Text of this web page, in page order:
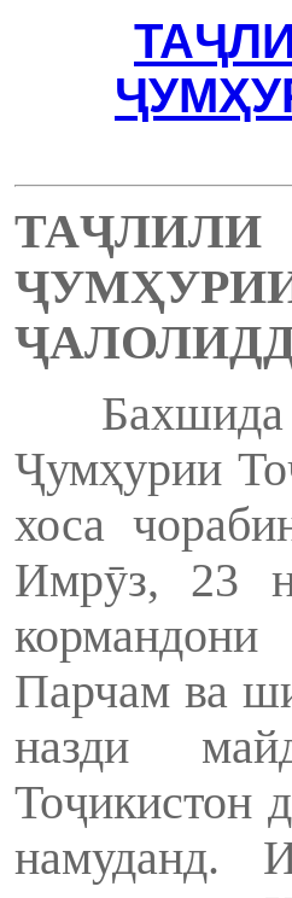
ТАҶ
ҶУМҲ
Ҷ
Бахшида
Ҷумҳурии
хоса
Имрӯз, 23
Парчам ва
назди
Тоҷикистон
намуданд.